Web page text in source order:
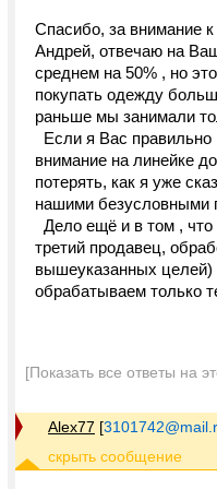
Спасибо, за внимание
Андрей, отвечаю на
среднем на 50% , но
покупать одежду
раньше мы занимали
Если я Вас
внимание на линейке
потерять, как я уже
нашими безусловными
Дело ещё и в том , что
третий продавец,
вышеуказанных целей)
обрабатываем только
[Показать все ответы на
Alex77 [